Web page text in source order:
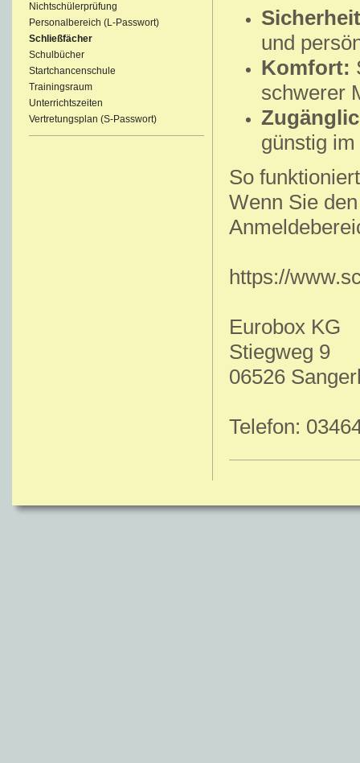
Nichtschülerprüfung
Personalbereich (L-Passwort)
Schließfächer
Schulbücher
Startchancenschule
Trainingsraum
Unterrichtszeiten
Vertretungsplan (S-Passwort)
und
Komfort:
schwerer
günstig
So
Wenn Sie
https://
Eurobox KG
Stiegweg 9
06526
Telefon: